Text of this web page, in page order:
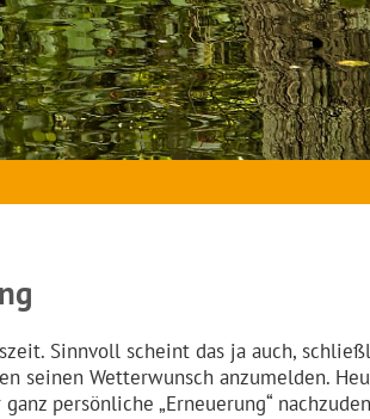
Sinnvoll scheint das ja auch,
seinen Wetterwunsch anzumelden.
persönliche „Erneuerung“